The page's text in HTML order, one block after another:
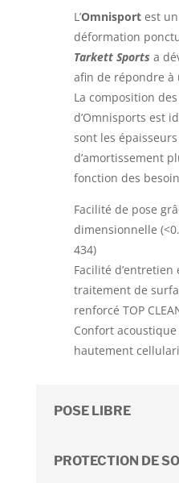
L’Omnisportest un
déformation
Tarkett Sports a
afin de répondre à
La composition
d’Omnisports est
sont les
d’amortissement
fonction des
Facilité de pose
dimensionnelle
434)
Facilité
traitement de
renforcé TOP
Confort
hautement
POSE LIBRE
PROTECTION DE